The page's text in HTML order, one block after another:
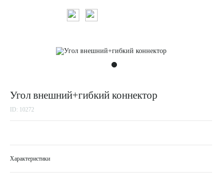
Угол внешний+гибкий коннектор
ID: 10272
Характеристики